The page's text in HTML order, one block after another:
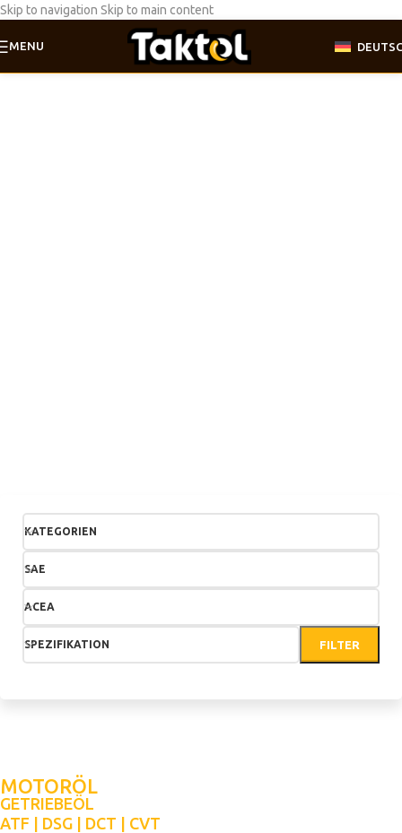
Skip to navigation Skip to main content
MENU
KATEGORIEN
SAE
ACEA
SPEZIFIKATION FILTER
MOTORÖL
GETRIEBEÖL
ATF | DSG | DCT | CVT